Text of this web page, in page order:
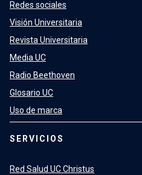
Redes sociales
Visión Universitaria
Revista Universitaria
Media UC
Radio Beethoven
Glosario UC
Uso de marca
SERVICIOS
Red Salud UC Christus